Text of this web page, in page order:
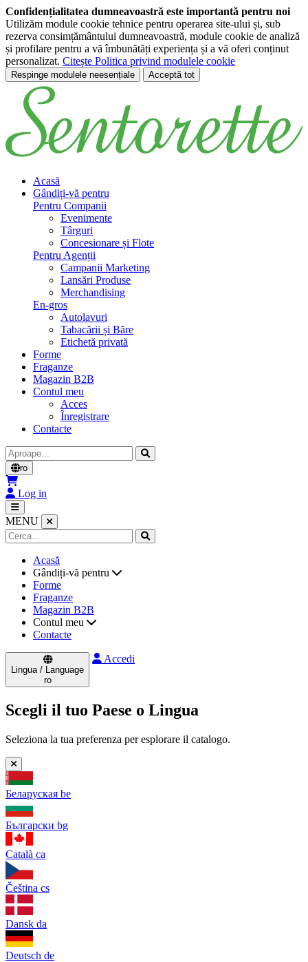
Confidențialitatea dumneavoastră este importantă pentru noi
Utilizăm module cookie tehnice pentru operarea site-ului și, sub
rezerva consimțământului dumneavoastră, module cookie de analiză
și profilare pentru a vă îmbunătăți experiența și a vă oferi conținut
personalizat. Citește Politica privind modulele cookie
Respinge modulele neesențiale Acceptă tot
Treci la conținutul principal
Acasă
Gândiți-vă pentru
Pentru Companii
Evenimente
Târguri
Concesionare și Flote
Pentru Agenții
Campanii Marketing
Lansări Produse
Merchandising
En-gros
Autolavuri
Tabacării și Băre
Etichetă privată
Forme
Fraganze
Magazin B2B
Contul meu
Acces
Înregistrare
Contacte
Cerca
ro
Log in
MENU
Acasă
Gândiți-vă pentru
Forme
Fraganze
Magazin B2B
Contul meu
Contacte
Lingua / Language
ro
Accedi
Scegli il tuo Paese o Lingua
Seleziona la tua preferenza per esplorare il catalogo.
Беларуская be
Български bg
Català ca
Čeština cs
Dansk da
Deutsch de